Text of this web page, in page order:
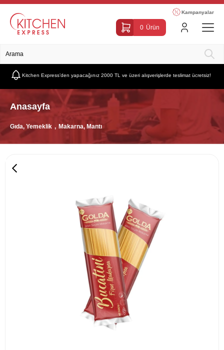
Kampanyalar
0 Ürün
Kitchen Express’den yapacağınız 2000 TL ve üzeri alışverişlerde teslimat ücretsiz!
Anasayfa
Gıda, Yemeklik Makarna, Mantı